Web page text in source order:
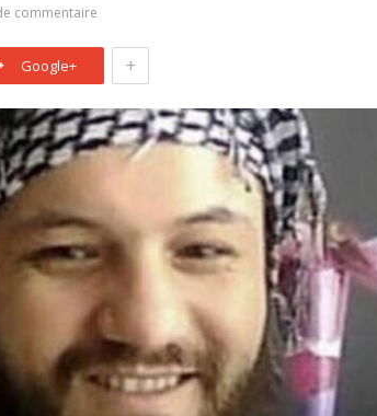
commentaire
Google+ +